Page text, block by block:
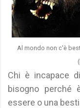
Al mondo non c'è
Chi è incapace
bisogno perché
essere o una